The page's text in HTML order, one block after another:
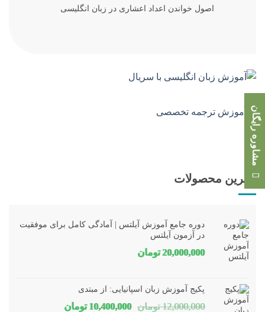
اصول خواندن اعداد اعشاری در زبان انگلیسی
بهترین محصولات
دوره جامع آموزش آیلتس | آمادگی کامل برای موفقیت
در آزمون آیلتس
20,000,000 تومان
پکیج آموزش زبان اسپانیایی: از مبتدی
12,000,000 تومان قیمت
10,400,000 تومانقیمت
مشاوره رایگان